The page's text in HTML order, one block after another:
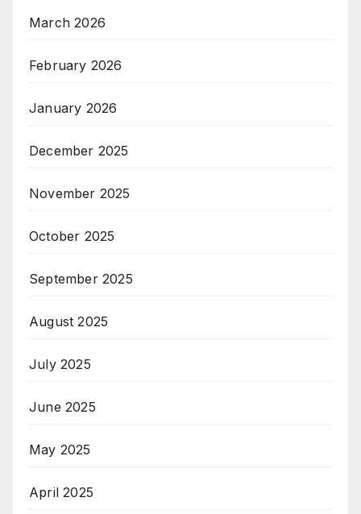
March 2026
February 2026
January 2026
December 2025
November 2025
October 2025
September 2025
August 2025
July 2025
June 2025
May 2025
April 2025